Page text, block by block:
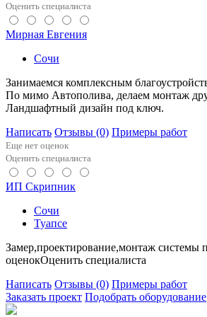
Оценить специалиста
Мирная Евгения
Сочи
Занимаемся комплексным
По мимо Автополива, делаем монтаж
Ландшафтный дизайн под ключ.
Написать Отзывы (0) Примеры работ
Еще нет оценок
Оценить специалиста
ИП Скрипник
Сочи
Туапсе
Замер,проектирование,монтаж системы
оценокОценить специалиста
Написать Отзывы (0) Примеры работ
Заказать проект Подобрать оборудование